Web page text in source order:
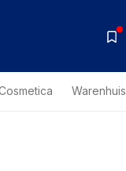
Warenhuis